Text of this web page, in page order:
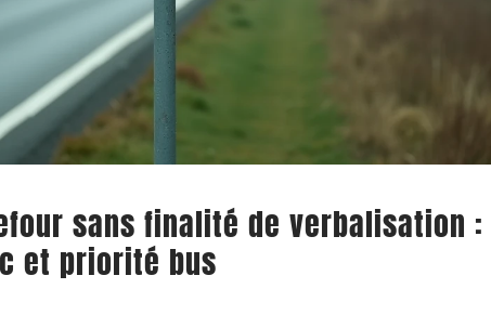
sans finalité de verbalisation :
et priorité bus